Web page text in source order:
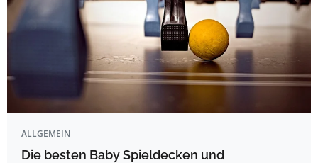
ALLGEMEIN
Die besten Baby Spieldecken und